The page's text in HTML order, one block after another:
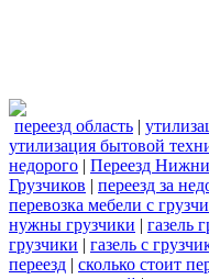
переезд область |
утилизация бытовой
недорого | Переезд
Грузчиков | переезд за
перевозка мебели с
нужны грузчики | газель
грузчики | газель с
переезд | сколько стоит